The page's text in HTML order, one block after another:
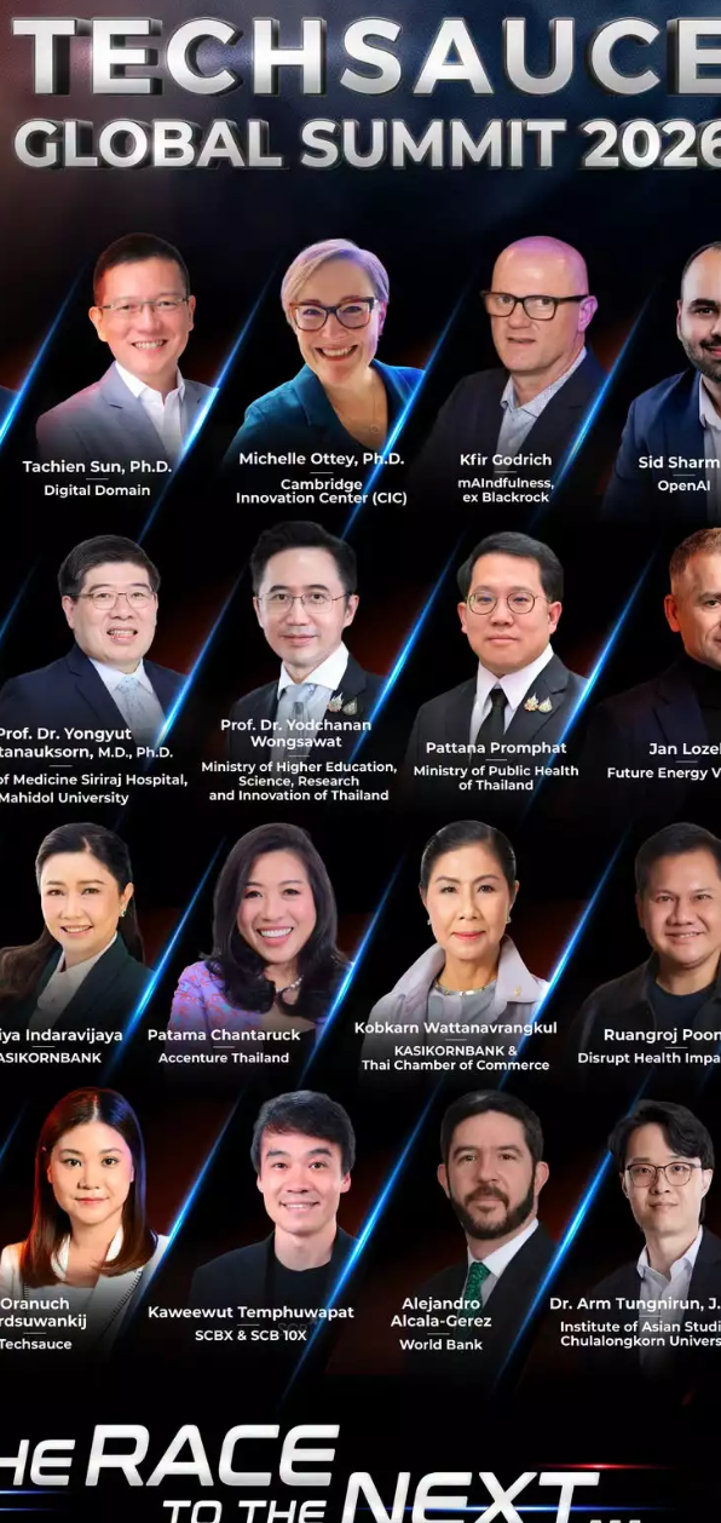
นในปี 2009 โดยเป็นเว็บ e-commerce ที่ให้ผู้ค้าปลีกและแบรนด์ใหญ่ขายสินค้า
ดนีเซีย ซึ่งเป็นประเทศที่มีเศรษฐกิจที่ใหญ่ที่สุดในเอเชียตะวันออกเฉียงใต้ ก่อน
ทีที่เป็น Unicorn ของอินโดนีเซีย มีร้านค้าหลายล้านอยู่บนแพลตฟอร์ม
: CEO ของ Tokopedia กล่าวในแถลงการณ์ว่า บริษัทกล่าวในการแถลงว่า "การ
จะช่วยขยายสเกลและเพิ่มคุณภาพการบริการกับลูกค้าของ Tokopedia รวมทั้ง
งผู้ขายรวมทั้ง partner นั้นง่ายขึ้น"
มอว่า Alibaba เป็นครูและแบบอย่างของเรา วันนี้เรารู้สึก
ยิ่งที่ได้ต้อนรับพวกเขาในฐานะผู้ถือหุ้นและเชื่อว่าความ
าจะช่วยเร่งภารกิจของ Tokopedia เพื่อสร้างความเสรีใน
โนโลยี"
รลงทุนครั้งสำคัญครั้งที่สองในการลงทุนใน Startup จากอินโดนีเซียในเดือนที่
งเงิน 350 ล้านดอลลาร์ในแพลตฟอร์มการจองห้องพัก Traveloka ในข้อตกลงที่มี
ว่า 1 พันล้านดอลลาร์ เมื่อช่วงต้นปีที่ผ่านมา Go-Jek ตกลงที่จะเข้าสู่รอบใหม่มูลค่า
ซึ่งนำโดย Tencent ข้อตกลงดังกล่าวยังไม่ได้รับการประกาศ แต่คาดว่าจะมีการ
ว Techcrunch
Tokopedia marketplace Acquisition
No comment
3 เรื่องที่ประเทศไทยต้อง Focus สร้างคน–
นวัตกรรม–ปฏิรูประบบราชการ เพื่อยกระดับขีดความ
สามารถประเทศ